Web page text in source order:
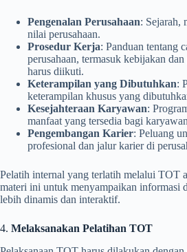
Pengenalan Perusahaan: Sejarah,
nilai perusahaan.
Prosedur Kerja: Panduan tentang
perusahaan, termasuk kebijakan
harus diikuti.
Keterampilan yang Dibutuhkan:
keterampilan khusus yang
Kesejahteraan Karyawan:
manfaat yang tersedia bagi
Pengembangan Karier: Peluang
profesional dan jalur karier di
Pelatih internal yang terlatih melalui TOT
materi ini untuk menyampaikan informasi
lebih dinamis dan interaktif.
4. Melaksanakan Pelatihan TOT